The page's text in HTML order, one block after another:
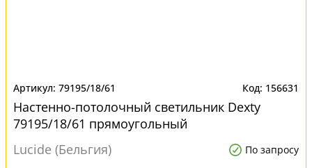
79195/18/61 156631
Настенно-потолочный светильник Dexty
79195/18/61 прямоугольный
Lucide (Бельгия)
По запросу